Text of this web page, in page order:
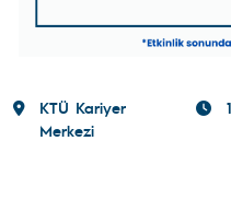
KTÜ Kariyer
Merkezi